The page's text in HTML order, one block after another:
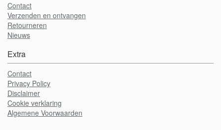
Contact
Verzenden en ontvangen
Retourneren
Nieuws
Extra
Contact
Privacy Policy
Disclaimer
Cookie verklaring
Algemene Voorwaarden